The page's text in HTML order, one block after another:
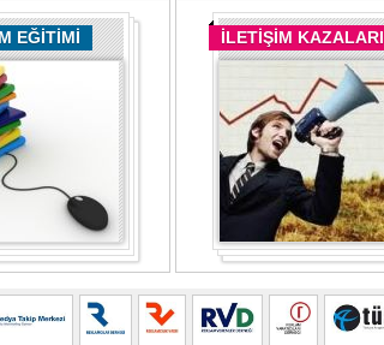
EĞİTİMİ İLETİŞİM KAZALARI